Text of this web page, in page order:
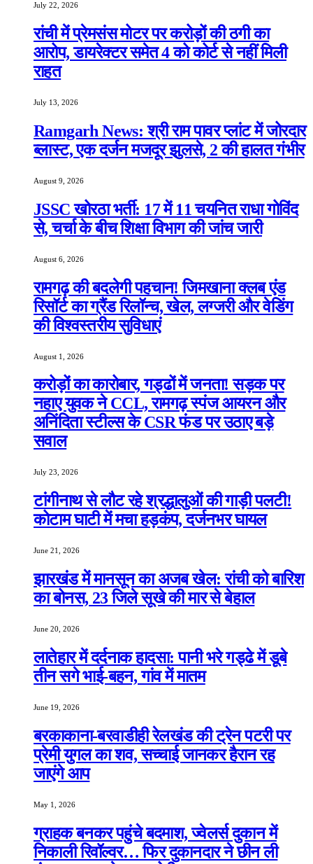
July 22, 2026
रांची में प्रेमसंस मोटर पर करोड़ों की ठगी का
आरोप, डायरेक्टर समेत 4 को कोर्ट से नहीं मिली
राहत
July 13, 2026
Ramgarh News: श्री राम पावर प्लांट में जोरदार
ब्लास्ट, एक दर्जन मजदूर झुलसे, 2 की हालत गंभीर
August 9, 2026
JSSC खोरठा भर्ती: 17 में 11 चयनित राधा गोविंद
से, चर्चा के बीच शिक्षा विभाग की जांच जारी
August 6, 2026
रामगढ़ की बदलेगी पहचान! जिमखाना क्लब एंड
रिसॉर्ट का ग्रैंड रिलॉन्च, खेल, लग्जरी और वेडिंग
की विश्वस्तरीय सुविधाएं
August 1, 2026
करोड़ों का कारोबार, गड्ढों में जनता! सड़क पर
नहाए युवक ने CCL, रामगढ़ स्पंज आयरन और
अनिंदिता स्टील्स के CSR फंड पर उठाए बड़े
सवाल
July 23, 2026
टांगीनाथ से लौट रहे श्रद्धालुओं की गाड़ी पलटी!
कोटाम घाटी में मचा हड़कंप, दर्जनभर घायल
June 21, 2026
झारखंड में मानसून का अजब खेल: रांची को बारिश
का बोनस, 23 जिले सूखे की मार से बेहाल
June 20, 2026
लातेहार में दर्दनाक हादसा: पानी भरे गड्ढे में डूबे
तीन सगे भाई-बहन, गांव में मातम
June 19, 2026
बरकाकाना-बरवाडीही रेलखंड की ट्रेन पटरी पर
प्रेमी युगल का शव, सच्चाई जानकर हैरान रह
जाएंगे आप
May 1, 2026
ग्राहक बनकर पहुंचे बदमाश, ज्वेलर्स दुकान में
निकाली रिवॉल्वर… फिर दुकानदार ने छीन ली